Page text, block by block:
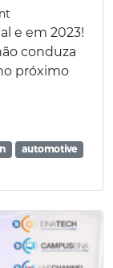
e em 2023!
conduza
próximo
automotive